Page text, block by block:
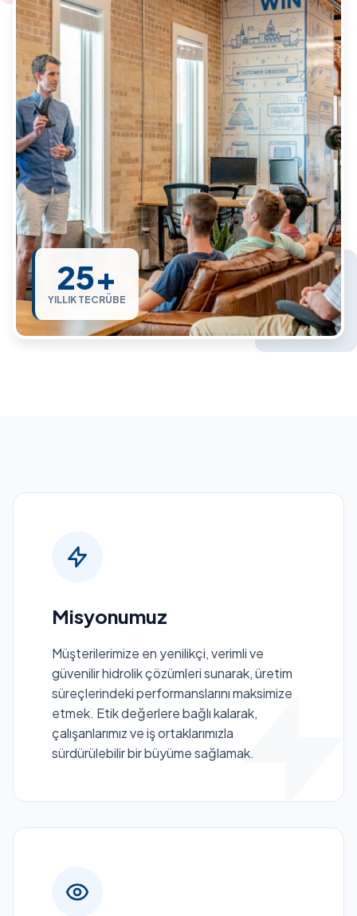
25+
YILLIK TECRÜBE
Misyonumuz
Müşterilerimize en yenilikçi, verimli ve
güvenilir hidrolik çözümleri sunarak, üretim
süreçlerindeki performanslarını maksimize
etmek. Etik değerlere bağlı kalarak,
çalışanlarımız ve iş ortaklarımızla
sürdürülebilir bir büyüme sağlamak.